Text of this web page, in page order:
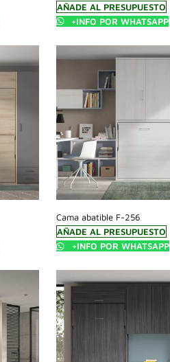
AÑADE AL PRESUPUESTO
+INFO POR WHATSAPP
Cama abatible F-256
AÑADE AL PRESUPUESTO
+INFO POR WHATSAPP